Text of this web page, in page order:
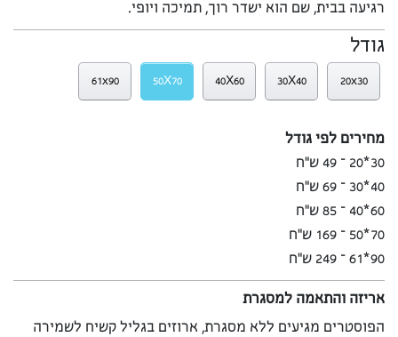
רגיעה בבית, שם הוא ישדר רוך, תמיכה ויופי.
גודל
20x30
30X40
40X60
50X70
61x90
מחירים לפי גודל
30*20 – 49 ש”ח
40*30 – 69 ש”ח
60*40 – 85 ש”ח
70*50 – 169 ש”ח
90*61 – 249 ש”ח
אריזה והתאמה למסגרת
הפוסטרים מגיעים ללא מסגרת, ארוזים בגליל קשיח לשמירה